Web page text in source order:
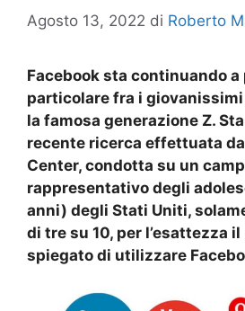
Agosto 13, 2022 di Roberto
Facebook sta continuando a
particolare fra i
la famosa generazione Z.
recente ricerca effettuata
Center, condotta su un
rappresentativo degli
anni) degli Stati Uniti,
di tre su 10, per l’esattezza
spiegato di utilizzare